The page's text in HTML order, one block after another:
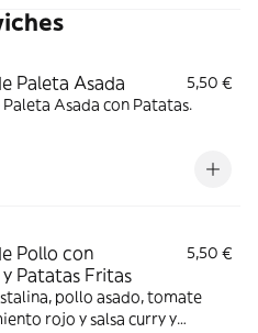
Paleta Asada
5,50 €
Asada con Patatas.
Pollo con
Patatas Fritas
5,50 €
pollo asado, tomate
rojo y salsa curry y